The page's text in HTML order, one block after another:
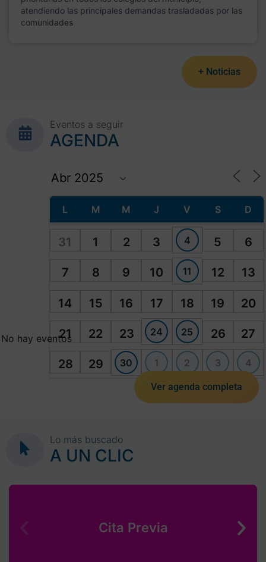
atendiendo las principales demandas trasladadas por las
comunidades
+ Noticias
Eventos a seguir
AGENDA
L M M J V S D
31 1 2 3 4 5 6
7 8 9 10 11 12 13
14 15 16 17 18 19 20
21 22 23 24 25 26 27
28 29 30 1 2 3 4
No hay eventos
Ver agenda completa
Lo más buscado
A UN CLIC
Cita Previa